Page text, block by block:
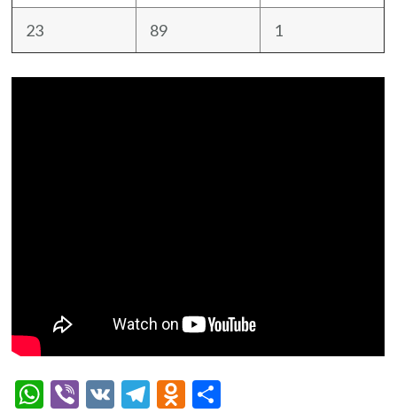
23 89 1
WhatsApp
Viber
VK Telegram
Odnoklassniki